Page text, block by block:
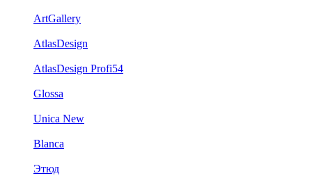
ArtGallery
AtlasDesign
AtlasDesign Profi54
Glossa
Unica New
Blanca
Этюд